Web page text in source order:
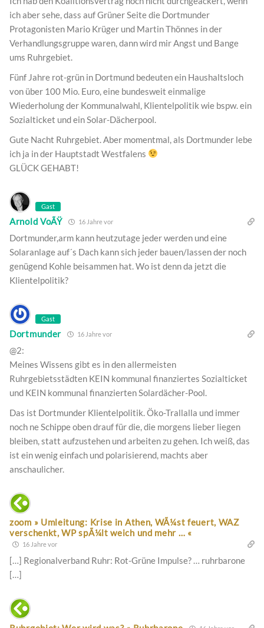
ich aber sehe, dass auf Grüner Seite die Dortmunder
Protagonisten Mario Krüger und Martin Thönnes in der
Verhandlungsgruppe waren, dann wird mir Angst und Bange
ums Ruhrgebiet.
Fünf Jahre rot-grün in Dortmund bedeuten ein Haushaltsloch
von über 100 Mio. Euro, eine bundesweit einmalige
Wiederholung der Kommunalwahl, Klientelpolitik wie bspw. ein
Sozialticket und ein Solar-Dächerpool.
Gute Nacht Ruhrgebiet. Aber momentmal, als Dortmunder lebe
ich ja in der Hauptstadt Westfalens
GLÜCK GEHABT!
Gast
Arnold VoÃŸ 16 Jahre vor
Dortmunder,arm kann heutzutage jeder werden und eine
Solaranlage auf´s Dach kann sich jeder bauen/lassen der noch
genügend Kohle beisammen hat. Wo ist denn da jetzt die
Klientelpolitik?
Gast
Dortmunder 16 Jahre vor
@2:
Meines Wissens gibt es in den allermeisten
Ruhrgebietsstädten KEIN kommunal finanziertes Sozialticket
und KEIN kommunal finanzierten Solardächer-Pool.
Das ist Dortmunder Klientelpolitik. Öko-Trallalla und immer
noch ne Schippe oben drauf für die, die morgens lieber liegen
bleiben, statt aufzustehen und arbeiten zu gehen. Ich weiß, das
ist ein wenig einfach und polarisierend, machts aber
anschaulicher.
zoom » Umleitung: Krise in Athen, WÃ¼st feuert, WAZ
verschenkt, WP spÃ¼lt weich und mehr … «
16 Jahre vor
[…] Regionalverband Ruhr: Rot-Grüne Impulse? … ruhrbarone
[…]